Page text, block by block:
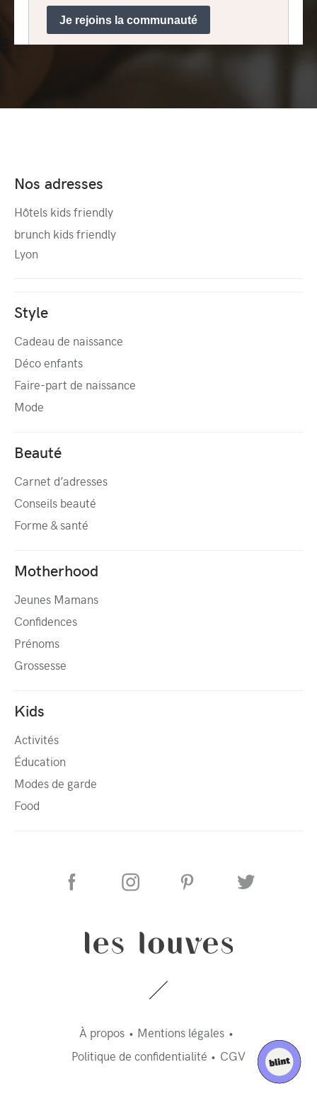
Nos adresses
Hôtels kids friendly
brunch kids friendly
Lyon
Style
Cadeau de naissance
Déco enfants
Faire-part de naissance
Mode
Beauté
Carnet d’adresses
Conseils beauté
Forme & santé
Motherhood
Jeunes Mamans
Confidences
Prénoms
Grossesse
Kids
Activités
Éducation
Modes de garde
Food
À propos
Mentions légales
Politique de confidentialité
CGV